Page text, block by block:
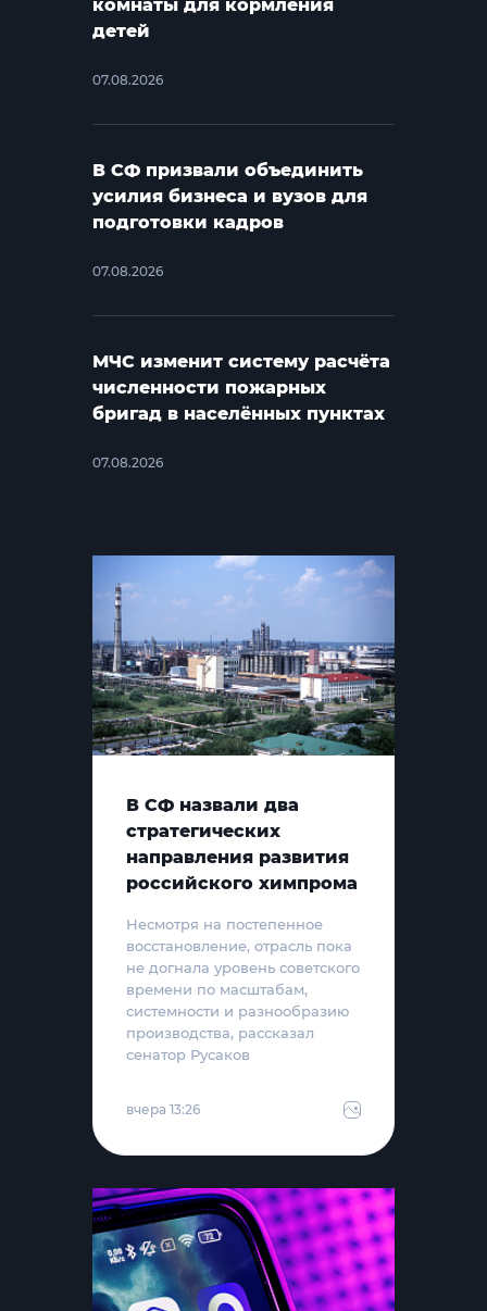
комнаты для кормления
детей
07.08.2026
В СФ призвали объединить
усилия бизнеса и вузов для
подготовки кадров
07.08.2026
МЧС изменит систему расчёта
численности пожарных
бригад в населённых пунктах
07.08.2026
В СФ назвали два
стратегических
направления развития
российского химпрома
Несмотря на постепенное
восстановление, отрасль пока
не догнала уровень советского
времени по масштабам,
системности и разнообразию
производства, рассказал
сенатор Русаков
вчера 13:26